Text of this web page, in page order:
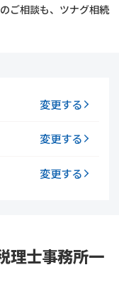
害額請求
き
ご相談も、ツナグ相続
変更する
変更する
変更する
理士事務所一